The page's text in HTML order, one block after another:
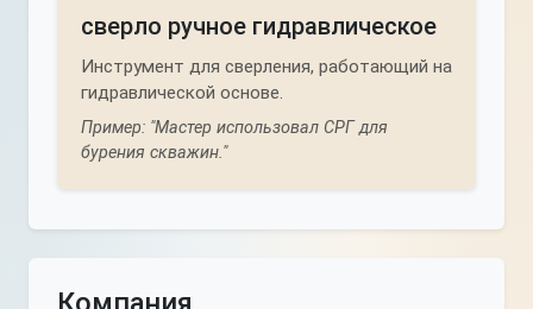
сверло ручное гидравлическое
Инструмент для сверления, работающий на
гидравлической основе.
Пример: "Мастер использовал СРГ для
бурения скважин."